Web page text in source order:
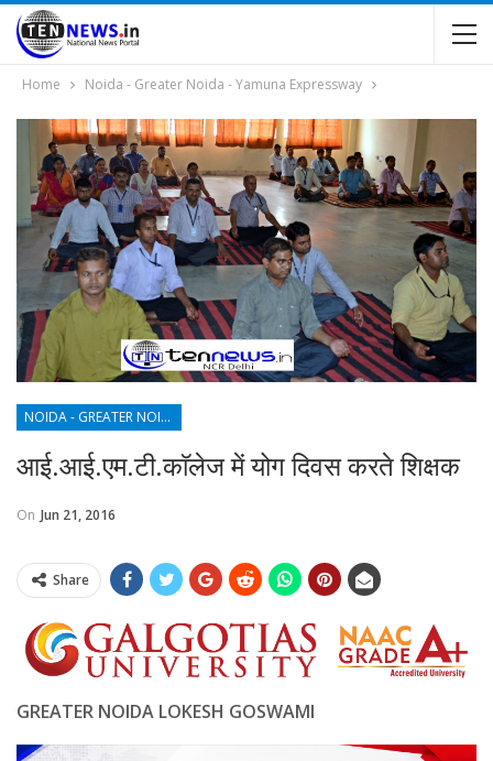
Home Noida - Greater Noida - Yamuna Expressway
NOIDA - GREATER NOIDA - YAMUNA EXPRESSWAY
आई.आई.एम.टी.काॅलेज में योग दिवस करते शिक्षक
On Jun 21, 2016
Share
GREATER NOIDA LOKESH GOSWAMI